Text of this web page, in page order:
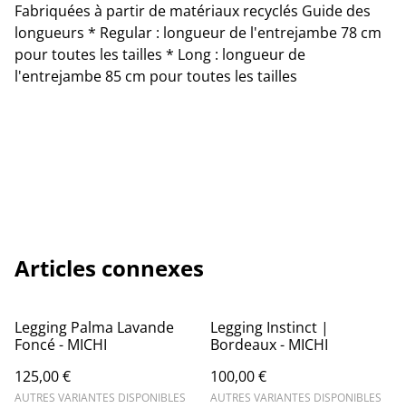
Fabriquées à partir de matériaux recyclés Guide des
longueurs * Regular : longueur de l'entrejambe 78 cm
pour toutes les tailles * Long : longueur de
l'entrejambe 85 cm pour toutes les tailles
Articles connexes
Legging Palma Lavande
Foncé - MICHI
125,00 €
AUTRES VARIANTES DISPONIBLES
Legging Instinct |
Bordeaux - MICHI
100,00 €
AUTRES VARIANTES DISPONIBLES